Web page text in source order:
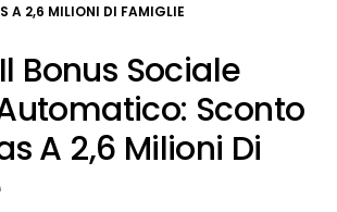
A 2,6 MILIONI DI FAMIGLIE
Bonus Sociale
Sconto
A 2,6 Milioni Di